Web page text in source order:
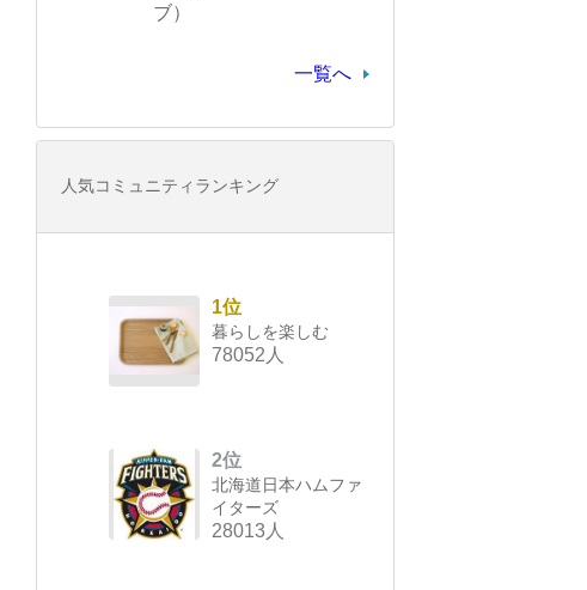
ブ）
一覧へ
人気コミュニティランキング
1位
暮らしを楽しむ
78052人
2位
北海道日本ハムファ
イターズ
28013人